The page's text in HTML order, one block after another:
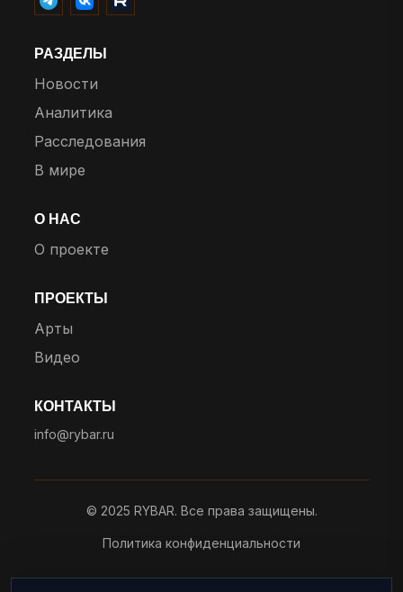
РАЗДЕЛЫ
Новости
Аналитика
Расследования
В мире
О НАС
О проекте
ПРОЕКТЫ
Арты
Видео
КОНТАКТЫ
info@rybar.ru
© 2025 RYBAR. Все права защищены.
Политика конфиденциальности